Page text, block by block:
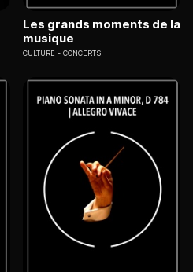
Les grands moments de la
musique
CULTURE CONCERTS